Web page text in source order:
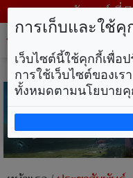
วันศุกร์ ที่
การเก็บและใช้คุ
เว็บไซต์นี้ใช้คุกกี้เพื่อ
การใช้เว็บไซต์ของเ
ทั้งหมดตามนโยบายคุ